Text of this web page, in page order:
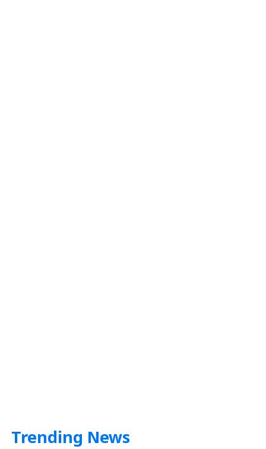
Trending News